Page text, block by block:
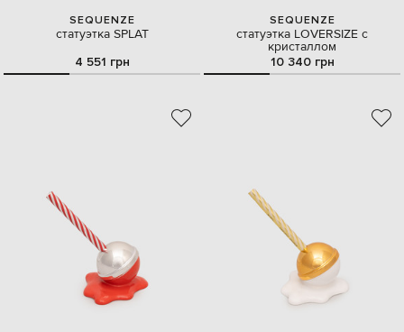
SEQUENZE
статуэтка SPLAT
4 551 грн
SEQUENZE
статуэтка LOVERSIZE с
кристаллом
10 340 грн